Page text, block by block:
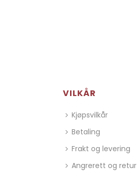
VILKÅR
Kjøpsvilkår
Betaling
Frakt og levering
Angrerett og retur